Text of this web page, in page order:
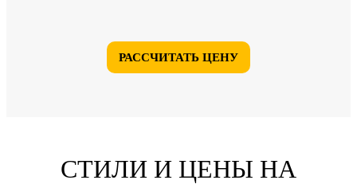
РАССЧИТАТЬ ЦЕНУ
СТИЛИ И ЦЕНЫ НА